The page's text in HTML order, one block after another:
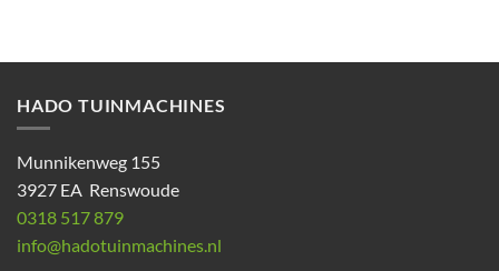
HADO TUINMACHINES
Munnikenweg 155
3927 EA Renswoude
0318 517 879
info@hadotuinmachines.nl